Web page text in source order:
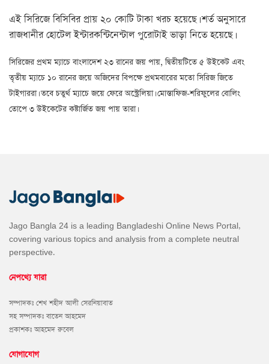
এই সিরিজে বিসিবির প্রায় ২০ কোটি টাকা খরচ হয়েছে। শর্ত অনুসারে
রাজধানীর হোটেল ইন্টারকন্টিনেন্টাল পুরোটাই ভাড়া নিতে হয়েছে।
সিরিজের প্রথম ম্যাচে বাংলাদেশ ২৩ রানের জয় পায়, দ্বিতীয়টিতে ৫ উইকেট এবং
তৃতীয় ম্যাচে ১০ রানের জয়ে অজিদের বিপক্ষে প্রথমবারের মতো সিরিজ জিতে
টাইগাররা। তবে চতুর্থ ম্যাচে জয়ে ফেরে অস্ট্রেলিয়া। মোস্তাফিজ-শরিফুলের বোলিং
তোপে ৩ উইকেটের কষ্টার্জিত জয় পায় তারা।
Jago Bangla 24 is a leading Bangladeshi Online News Portal,
covering various topics and analysis from a complete neutral
perspective.
নেপথ্যে যারা
সম্পাদকঃ শেখ শহীদ আলী সেরনিয়াবাত
সহ সম্পাদকঃ বাতেন আহমেদ
প্রকাশকঃ আহমেদ রুবেল
যোগাযোগ